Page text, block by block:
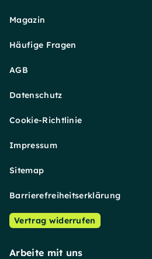
Magazin
Häufige Fragen
AGB
Datenschutz
Cookie-Richtlinie
Impressum
Sitemap
Barrierefreiheitserklärung
Vertrag widerrufen
Arbeite mit uns